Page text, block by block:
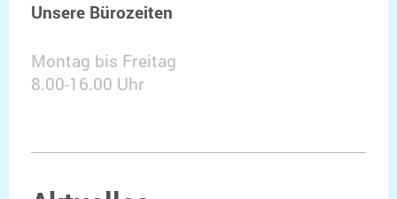
Unsere Bürozeiten
Montag bis Freitag
8.00-16.00 Uhr